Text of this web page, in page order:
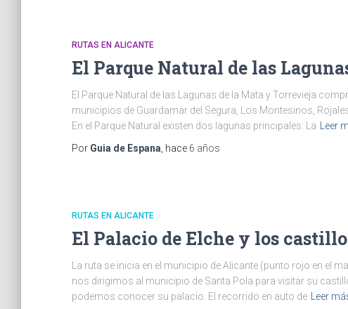
RUTAS EN ALICANTE
El Parque Natural de las
El Parque Natural de las Lagunas de la Mata y Torrevieja
municipios de Guardamar del Segura, Los Montesinos,
En el Parque Natural existen dos lagunas principales: La
Leer
Por Guia de Espana , hace 6 años
RUTAS EN ALICANTE
El Palacio de Elche y los
La ruta se inicia en el municipio de Alicante (punto rojo en el
nos dirigimos al municipio de Santa Pola para visitar su
podemos conocer su palacio. El recorrido en auto de
Leer